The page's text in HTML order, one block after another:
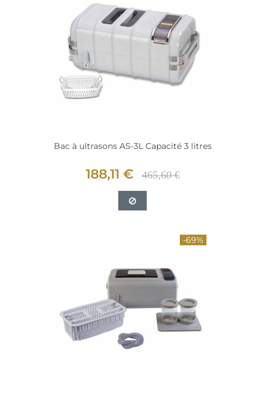
Bac à ultrasons AS-3L Capacité 3 litres
188,11 € 465,60 €
-69%